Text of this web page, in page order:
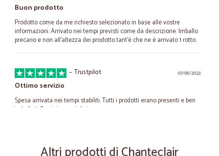
Buon prodotto
Prodotto come da me richiesto selezionato in base alle vostre
informazioni. Arrivato nei tempi previsti come da descrizione. Imballo
precario e non all’altezza dei prodotto tant’è che ne è arrivato 1 rotto.
07/08/2023
—Trustpilot
Ottimo servizio
Spesa arrivata nei tempi stabiliti. Tutti i prodotti erano presenti e ben
imballati. Servizio consigliato.